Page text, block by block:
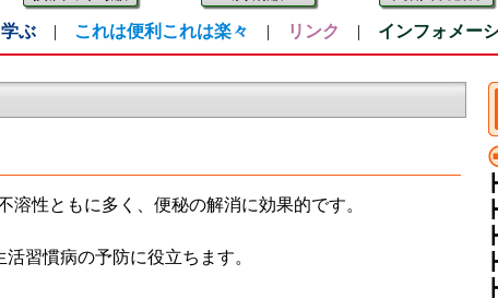
学ぶ | これは便利これは楽々 | リンク | インフォメー
性ともに多く、便秘の解消に効果的です。
習慣病の予防に役立ちます。
┣
┣
┣
┣
┣